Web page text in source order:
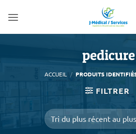
pedicure
ACCUEIL / PRODUITS
FILTRER